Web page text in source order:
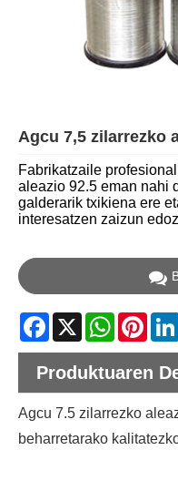
Agcu 7,5 zilarrezko
Fabrikatzaile
aleazio 92.5 eman nahi
galderarik txikiena ere
interesatzen zaizun
Facebook
X
Produktuaren
Agcu 7.5 zilarrezko
beharretarako